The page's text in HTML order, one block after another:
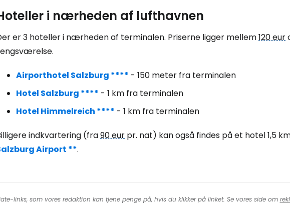
i nærheden af lufthavnen
er 3 hoteller i nærheden af terminalen. Priserne ligger mellem120 eur
Airporthotel Salzburg **** - 150 meter fra terminalen
Hotel Salzburg **** - 1 km fra terminalen
Hotel Himmelreich **** - 1 km fra terminalen
indkvartering (fra90 eur pr. nat) kan også findes på et hotel 1,5
Airport **.
links, som vores redaktion kan tjene penge på, hvis du klikker på linket. Se vores side om